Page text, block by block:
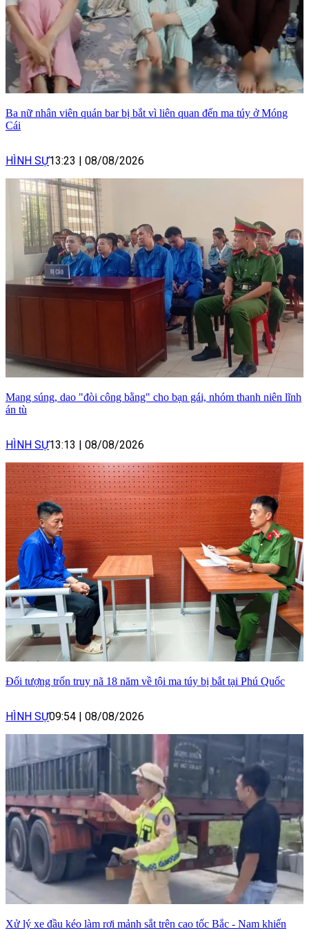
Ba nữ nhân viên quán bar bị bắt vì liên quan đến ma túy ở Móng
Cái
HÌNH SỰ13:23 08/08/2026
Mang súng, dao "đòi công bằng" cho bạn gái, nhóm thanh niên lĩnh
án tù
HÌNH SỰ13:13 08/08/2026
Đối tượng trốn truy nã 18 năm về tội ma túy bị bắt tại Phú Quốc
HÌNH SỰ09:54 08/08/2026
Xử lý xe đầu kéo làm rơi mảnh sắt trên cao tốc Bắc - Nam khiến